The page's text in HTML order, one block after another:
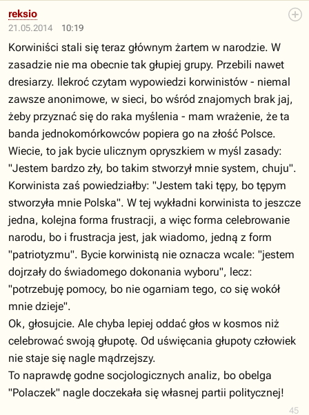
21.05.2014 10:19
45
reksio
Korwiniści stali się teraz głównym żartem w narodzie. W
zasadzie nie ma obecnie tak głupiej grupy. Przebili nawet
dresiarzy. Ilekroć czytam wypowiedzi korwinistów - niemal
zawsze anonimowe, w sieci, bo wśród znajomych brak jaj,
żeby przyznać się do raka myślenia - mam wrażenie, że ta
banda jednokomórkowców popiera go na złość Polsce.
Wiecie, to jak bycie ulicznym opryszkiem w myśl zasady:
"Jestem bardzo zły, bo takim stworzył mnie system, chuju".
Korwinista zaś powiedziałby: "Jestem taki tępy, bo tępym
stworzyła mnie Polska". W tej wykładni korwinista to jeszcze
jedna, kolejna forma frustracji, a więc forma celebrowanie
narodu, bo i frustracja jest, jak wiadomo, jedną z form
"patriotyzmu". Bycie korwinistą nie oznacza wcale: "jestem
dojrzały do świadomego dokonania wyboru", lecz:
"potrzebuję pomocy, bo nie ogarniam tego, co się wokół
mnie dzieje".
Ok, głosujcie. Ale chyba lepiej oddać głos w kosmos niż
celebrować swoją głupotę. Od uświęcania głupoty człowiek
nie staje się nagle mądrzejszy.
To naprawdę godne socjologicznych analiz, bo obelga
"Polaczek" nagle doczekała się własnej partii politycznej!